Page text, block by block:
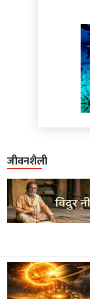
जीवनशैली